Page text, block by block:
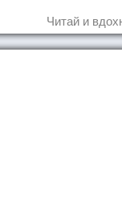
Читай и